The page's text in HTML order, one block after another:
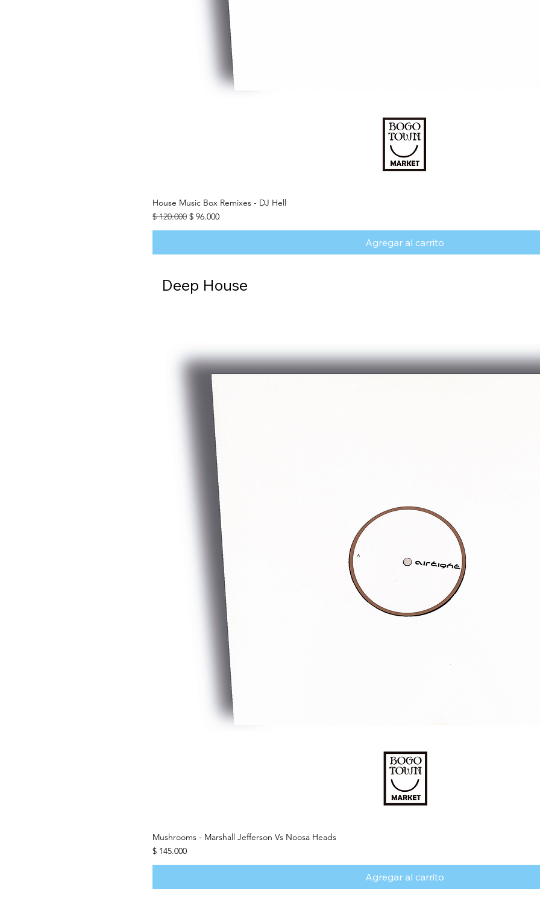
House Music Box Remixes - DJ Hell
Precio
$ 120.000 Precio de oferta
$ 96.000
Agregar al carrito
Deep House
Mushrooms - Marshall Jefferson Vs Noosa Heads
Precio
$ 145.000
Agregar al carrito